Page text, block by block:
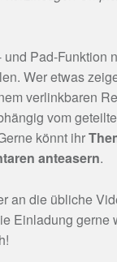
Pad-Funktion
Wer etwas
verlinkbaren
vom
könnt ihr
anteasern.
an die übliche
Einladung gerne